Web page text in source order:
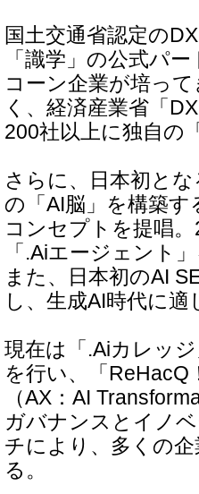
国土交通省認定の
「識学」の公式パ
コーン企業が培っ
く、経済産業省「
200社以上に独自の
さらに、日本初と
の「AI脳」を構築す
コンセプトを提唱
「.Aiエージェント
また、日本初のAI
し、生成AI時代に
現在は「.Aiカレッ
を行い、「
（AX：AI
ガバナンスとイノ
チにより、多くの
る。